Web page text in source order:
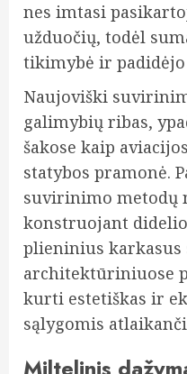
nes imtasi
užduočių, todėl
tikimybė ir padidėjo
Naujoviški
galimybių ribas,
šakose kaip
statybos pramonė.
suvirinimo metodų
konstruojant
plieninius
architektūriniuose
kurti estetiškas ir
sąlygomis